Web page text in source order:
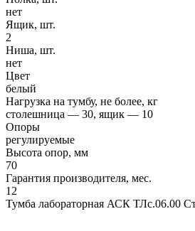
нет
Ящик, шт.
2
Ниша, шт.
нет
Цвет
белый
Нагрузка на тумбу, не более, кг
столешница — 30, ящик — 10
Опоры
регулируемые
Высота опор, мм
70
Гарантия производителя, мес.
12
Тумба лабораторная АСК ТЛс.06.00